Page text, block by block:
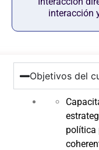
interacción
Objetivos del
política